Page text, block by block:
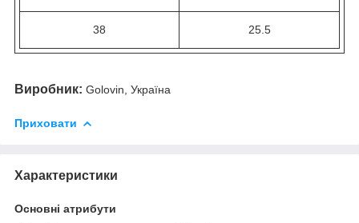
38 25.5
Виробник: Golovin, Україна
Приховати
Характеристики
Основні атрибути